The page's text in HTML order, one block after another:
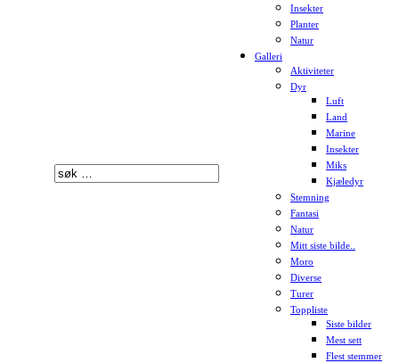
Insekter
Planter
Natur
Galleri
Aktiviteter
Dyr
Luft
Land
Marine
Insekter
Miks
Kjæledyr
Stemning
Fantasi
Natur
Mitt siste bilde..
Moro
Diverse
Turer
Toppliste
Siste bilder
Mest sett
Flest stemmer